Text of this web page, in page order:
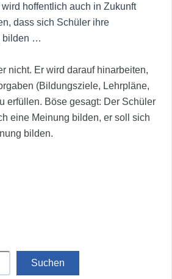
hoffentlich auch in Zukunft
dass sich Schüler ihre
bilden …
nicht. Er wird darauf hinarbeiten,
(Bildungsziele, Lehrpläne,
erfüllen. Böse gesagt: Der Schüler
eine Meinung bilden, er soll sich
bilden.
Suchen